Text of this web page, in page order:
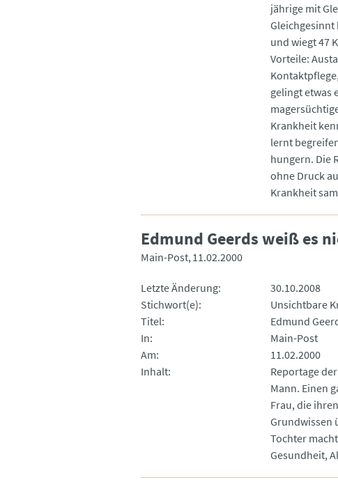
jährige mit
Gleichgesinnt
und wiegt 47
Vorteile:
gelingt etwas
Krankheit
lernt
hungern. Die
ohne Druck
Krankheit
Edmund Geerds weiß es
Main-Post 11.02.2000
Letzte Änderung
30.10.2008
Stichwort(e)
Unsichtbare
Titel
Edmund
In
Main-Post
Am
11.02.2000
Inhalt
Reportage
Mann. Einen
Frau, die
Grundwissen
Tochter
Gesundheit,